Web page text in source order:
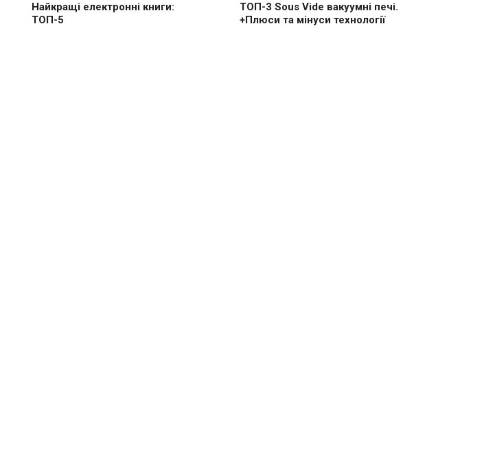
Найкращі електронні книги:
ТОП-5
ТОП-3 Sous Vide вакуумні печі.
+Плюси та мінуси технології